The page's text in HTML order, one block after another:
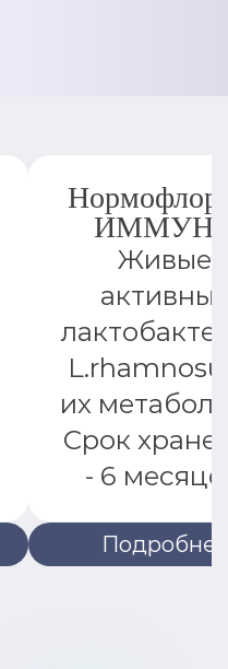
Подробнее
Живые
их
Срок
- 6